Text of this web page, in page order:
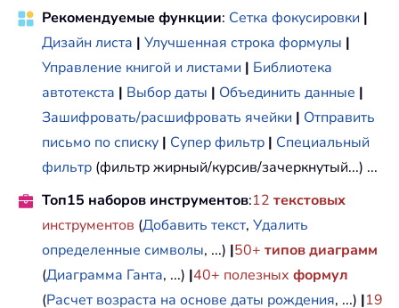
Рекомендуемые функции: Сетка фокусировки |
Дизайн листа | Улучшенная строка формулы |
Управление книгой и листами | Библиотека
автотекста | Выбор даты | Объединить данные |
Зашифровать/расшифровать ячейки | Отправить
письмо по списку | Супер фильтр | Специальный
фильтр (фильтр жирный/курсив/зачеркнутый...) ...
Топ15 наборов инструментов:12 текстовых
инструментов (Добавить текст, Удалить
определенные символы, ...) |50+ типов диаграмм
(Диаграмма Ганта, ...) |40+ полезных формул
(Расчет возраста на основе даты рождения, ...) |19